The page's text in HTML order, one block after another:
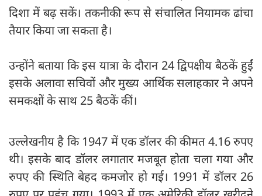
दिशा में बढ़ सकें। तकनीकी रूप से संचालित नियामक ढांचा
तैयार किया जा सकता है।
उन्होंने बताया कि इस यात्रा के दौरान 24 द्विपक्षीय बैठकें हुईं
इसके अलावा सचिवों और मुख्य आर्थिक सलाहकार ने अपने
समकक्षों के साथ 25 बैठकें कीं।
उल्लेखनीय है कि 1947 में एक डॉलर की कीमत 4.16 रुपए
थी। इसके बाद डॉलर लगातार मजबूत होता चला गया और
रुपए की स्थिति बेहद कमजोर हो गई। 1991 में डॉलर 26